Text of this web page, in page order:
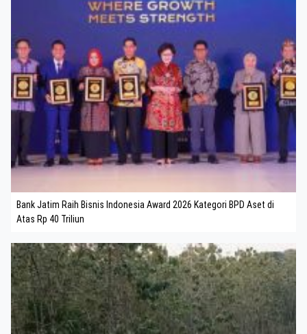
Bank Jatim Raih Bisnis Indonesia Award 2026 Kategori BPD Aset di
Atas Rp 40 Triliun